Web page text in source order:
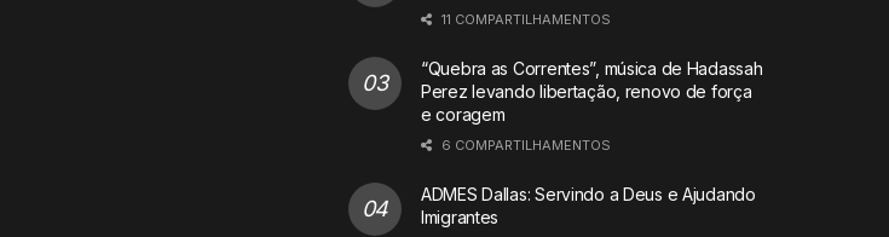
11 COMPARTILHAMENTOS
“Quebra as Correntes”, música de Hadassah
Perez levando libertação, renovo de força
e coragem
6 COMPARTILHAMENTOS
ADMES Dallas: Servindo a Deus e Ajudando
Imigrantes